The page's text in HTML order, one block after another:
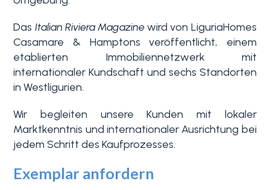
Das Italian Riviera Magazinewird von LiguriaHomes
Casamare & Hamptons veröffentlicht, einem
etablierten Immobiliennetzwerk mit
internationaler Kundschaft und sechs Standorten
in Westligurien.
Wir begleiten unsere Kunden mit lokaler
Marktkenntnis und internationaler Ausrichtung bei
jedem Schritt des Kaufprozesses.
Exemplar anfordern